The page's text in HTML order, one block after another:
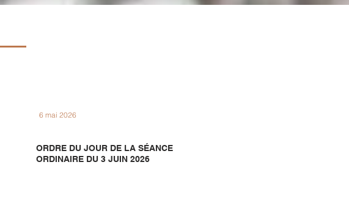
6 mai 2026
ORDRE DU JOUR DE LA SÉANCE
ORDINAIRE DU 3 JUIN 2026